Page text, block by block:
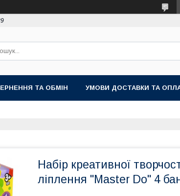
ТА ОБМІН УМОВИ ДОСТАВКИ ТА
Набір креативної
ліплення "Master Do" 4